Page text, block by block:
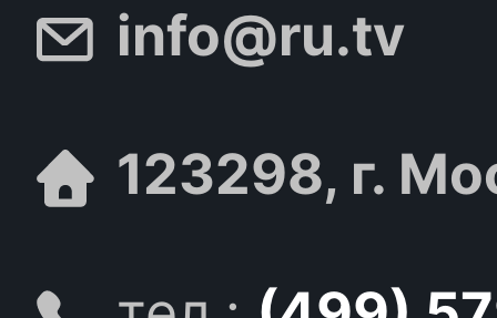
info@ru.tv
123298, г.